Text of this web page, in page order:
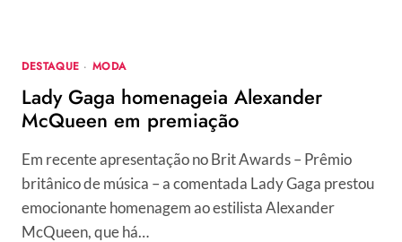
DESTAQUE · MODA
Lady Gaga homenageia Alexander
McQueen em premiação
Em recente apresentação no Brit Awards – Prêmio
britânico de música – a comentada Lady Gaga prestou
emocionante homenagem ao estilista Alexander
McQueen, que há…